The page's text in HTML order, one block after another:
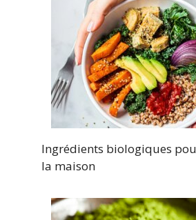
Ingrédients biologiques
la maison